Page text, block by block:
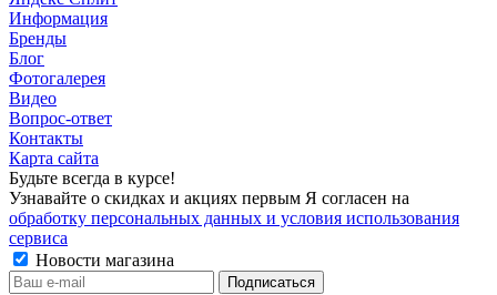
Информация
Бренды
Блог
Фотогалерея
Видео
Вопрос-ответ
Контакты
Карта сайта
Будьте всегда в курсе!
Узнавайте о скидках и акциях первым Я согласен на
обработку персональных данных и условия использования
сервиса
Новости магазина